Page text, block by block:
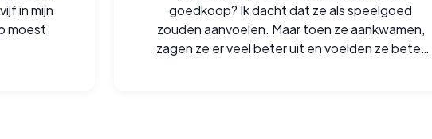
in mijn
moest
goedkoop? Ik dacht dat ze als speelgoed
zouden aanvoelen. Maar toen ze aankwamen,
zagen ze er veel beter uit en voelden ze beter